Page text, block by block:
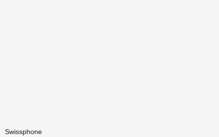
Swissphone